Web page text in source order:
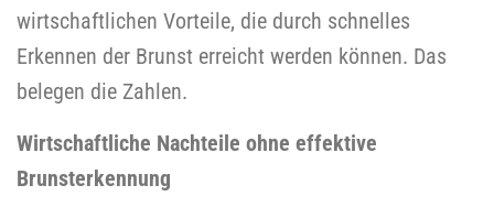
wirtschaftlichen Vorteile, die durch schnelles
Erkennen der Brunst erreicht werden können. Das
belegen die Zahlen.
Wirtschaftliche Nachteile ohne effektive
Brunsterkennung